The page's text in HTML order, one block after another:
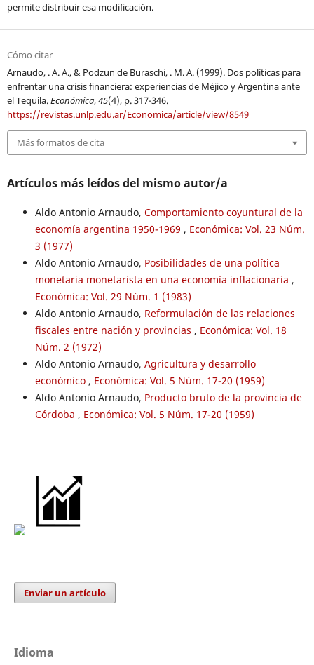
permite distribuir esa modificación.
Cómo citar
Arnaudo, . A. A., & Podzun de Buraschi, . M. A. (1999). Dos políticas para
enfrentar una crisis financiera: experiencias de Méjico y Argentina ante
el Tequila.Económica,45(4), p. 317-346.
https://revistas.unlp.edu.ar/Economica/article/view/8549
Más formatos de cita
Artículos más leídos del mismo autor/a
Aldo Antonio Arnaudo, Comportamiento coyuntural de la
economía argentina 1950-1969 , Económica: Vol. 23 Núm.
3 (1977)
Aldo Antonio Arnaudo, Posibilidades de una política
monetaria monetarista en una economía inflacionaria ,
Económica: Vol. 29 Núm. 1 (1983)
Aldo Antonio Arnaudo, Reformulación de las relaciones
fiscales entre nación y provincias , Económica: Vol. 18
Núm. 2 (1972)
Aldo Antonio Arnaudo, Agricultura y desarrollo
económico , Económica: Vol. 5 Núm. 17-20 (1959)
Aldo Antonio Arnaudo, Producto bruto de la provincia de
Córdoba , Económica: Vol. 5 Núm. 17-20 (1959)
Enviar un artículo
Idioma